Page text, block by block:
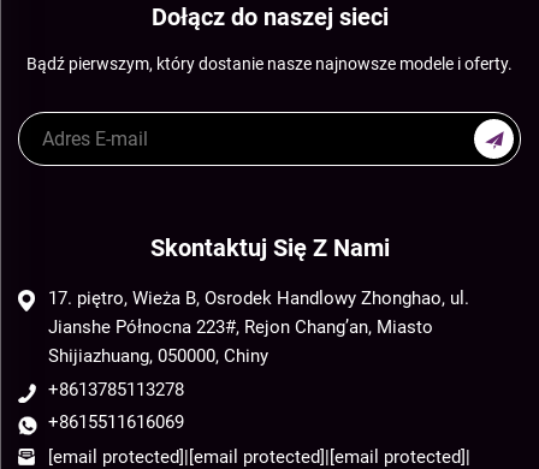
Dołącz do naszej sieci
Bądź pierwszym, który dostanie nasze najnowsze modele i oferty.
Skontaktuj Się Z Nami
17. piętro, Wieża B, Osrodek Handlowy Zhonghao, ul.
Jianshe Północna 223#, Rejon Chang’an, Miasto
Shijiazhuang, 050000, Chiny
+8613785113278
+8615511616069
[email protected]|[email protected]|[email protected]|